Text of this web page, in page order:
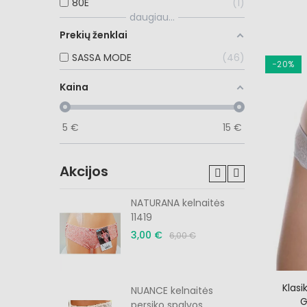
−20%
80E
1
daugiau...
Prekių ženklai
SASSA MODE
46
Kaina
5 € 15 €
Akcijos
NATURANA kelnaitės
11419
3,00 € 6,00 €
NUANCE kelnaitės